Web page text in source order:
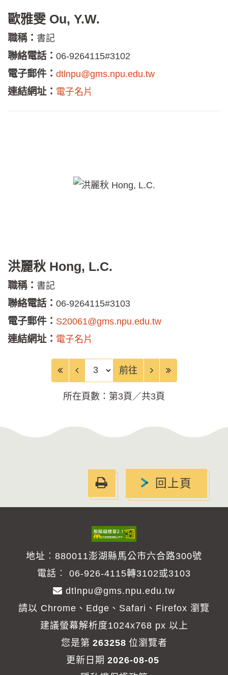
歐雅雯 Ou, Y.W.
職稱： 書記
聯絡電話： 06-9264115#3102
電子郵件： dtlnpu@gms.npu.edu.tw
連結網址： 電子名片
洪麗秋 Hong, L.C.
職稱： 書記
聯絡電話： 06-9264115#3103
電子郵件： S20061@gms.npu.edu.tw
連結網址： 電子名片
前往頁 前往
所在頁數：第3頁／共3頁
善
列
回上頁
地址︰880011澎湖縣馬公市六合路300號
電話︰ 06-926-4115轉3102或3103
dtlnpu@gms.npu.edu.tw
請以 Chrome、Edge、Safari、Firefox 瀏覽
建議螢幕解析度1024x768 px 以上
您是第 263258 位瀏覽者
更新日期 2026-08-05